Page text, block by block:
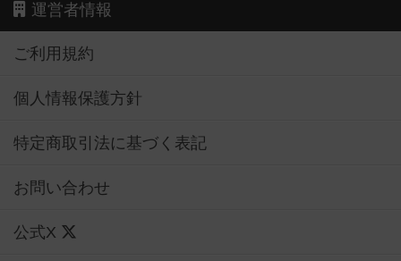
運営者情報
ご利用規約
個人情報保護方針
特定商取引法に基づく表記
お問い合わせ
公式X